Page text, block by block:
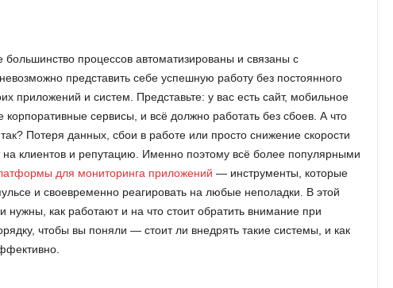
большинство процессов автоматизированы и связаны с
представить себе успешную работу без постоянного
приложений и систем. Представьте: у вас есть сайт, мобильное
сервисы, и всё должно работать без сбоев. А что
Потеря данных, сбои в работе или просто снижение скорости
на клиентов и репутацию. Именно поэтому всё более популярными
для мониторинга приложений — инструменты, которые
и своевременно реагировать на любые неполадки. В этой
нужны, как работают и на что стоит обратить внимание при
чтобы вы поняли — стоит ли внедрять такие системы, и как